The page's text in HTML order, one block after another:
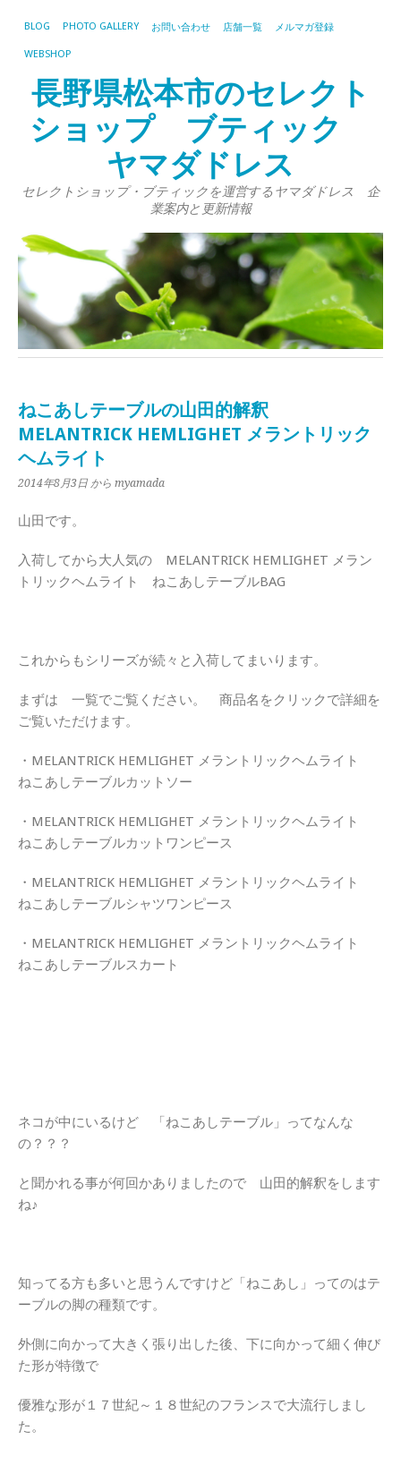
BLOG PHOTO GALLERY お問い合わせ 店舗一覧 メルマガ登録
WEBSHOP
長野県松本市のセレクト
ショップ ブティック
ヤマダドレス
セレクトショップ・ブティックを運営するヤマダドレス 企
業案内と更新情報
ねこあしテーブルの山田的解釈
MELANTRICK HEMLIGHET メラントリック
ヘムライト
2014年8月3日 から myamada
山田です。
入荷してから大人気の MELANTRICK HEMLIGHET メラン
トリックヘムライト ねこあしテーブルBAG
これからもシリーズが続々と入荷してまいります。
まずは 一覧でご覧ください。 商品名をクリックで詳細を
ご覧いただけます。
・MELANTRICK HEMLIGHET メラントリックヘムライト
ねこあしテーブルカットソー
・MELANTRICK HEMLIGHET メラントリックヘムライト
ねこあしテーブルカットワンピース
・MELANTRICK HEMLIGHET メラントリックヘムライト
ねこあしテーブルシャツワンピース
・MELANTRICK HEMLIGHET メラントリックヘムライト
ねこあしテーブルスカート
ネコが中にいるけど 「ねこあしテーブル」ってなんな
の？？？
と聞かれる事が何回かありましたので 山田的解釈をします
ね♪
知ってる方も多いと思うんですけど「ねこあし」ってのはテ
ーブルの脚の種類です。
外側に向かって大きく張り出した後、下に向かって細く伸び
た形が特徴で
優雅な形が１７世紀～１８世紀のフランスで大流行しまし
た。